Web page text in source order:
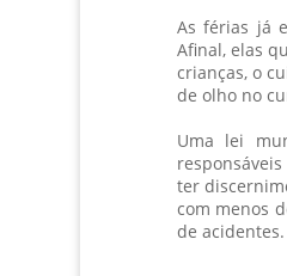
As férias já
Afinal, elas
crianças, o
de olho no
Uma lei
ter
com menos
de